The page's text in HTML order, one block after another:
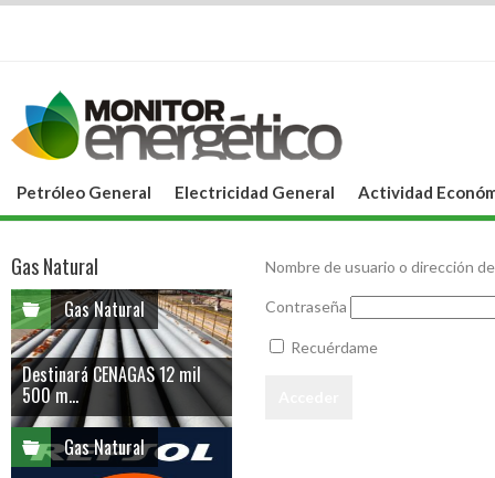
Petróleo General Electricidad General Actividad
Nombre de usuario o dirección
Contraseña
Recuérdame
Gas Natural
Gas Natural
Destinará CENAGAS 12 mil
500 m...
Gas Natural